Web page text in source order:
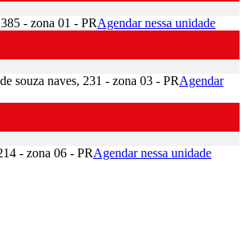
- zona 01 - PRAgendar nessa unidade
souza naves, 231 - zona 03 - PRAgendar
- zona 06 - PRAgendar nessa unidade